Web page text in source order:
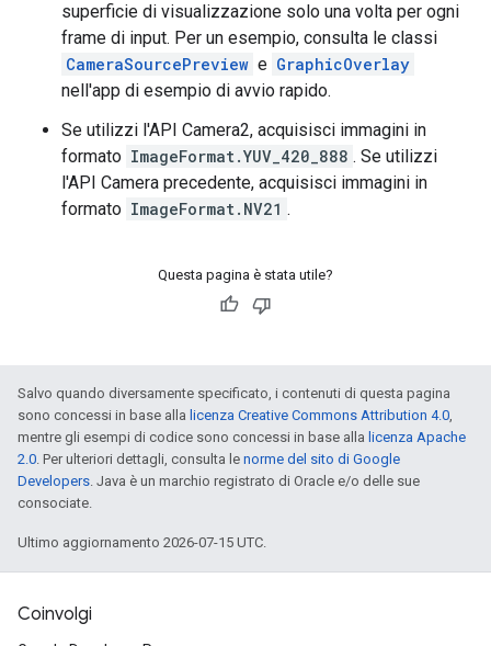
superficie di visualizzazione solo una volta per ogni
frame di input. Per un esempio, consulta le classi
CameraSourcePreview e GraphicOverlay
nell'app di esempio di avvio rapido.
Se utilizzi l'API Camera2, acquisisci immagini in
formato ImageFormat.YUV_420_888 . Se utilizzi
l'API Camera precedente, acquisisci immagini in
formato ImageFormat.NV21 .
Questa pagina è stata utile?
Salvo quando diversamente specificato, i contenuti di questa pagina
sono concessi in base alla licenza Creative Commons Attribution 4.0,
mentre gli esempi di codice sono concessi in base alla licenza Apache
2.0. Per ulteriori dettagli, consulta le norme del sito di Google
Developers. Java è un marchio registrato di Oracle e/o delle sue
consociate.
Ultimo aggiornamento 2026-07-15 UTC.
Coinvolgi